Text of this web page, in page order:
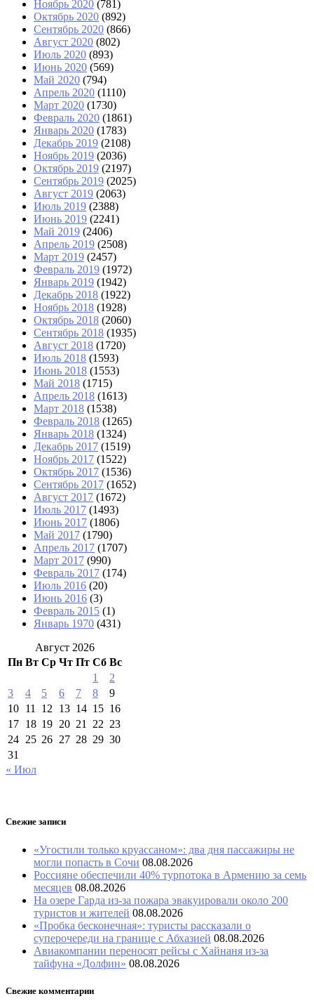
Ноябрь 2020 (781)
Октябрь 2020 (892)
Сентябрь 2020 (866)
Август 2020 (802)
Июль 2020 (893)
Июнь 2020 (569)
Май 2020 (794)
Апрель 2020 (1110)
Март 2020 (1730)
Февраль 2020 (1861)
Январь 2020 (1783)
Декабрь 2019 (2108)
Ноябрь 2019 (2036)
Октябрь 2019 (2197)
Сентябрь 2019 (2025)
Август 2019 (2063)
Июль 2019 (2388)
Июнь 2019 (2241)
Май 2019 (2406)
Апрель 2019 (2508)
Март 2019 (2457)
Февраль 2019 (1972)
Январь 2019 (1942)
Декабрь 2018 (1922)
Ноябрь 2018 (1928)
Октябрь 2018 (2060)
Сентябрь 2018 (1935)
Август 2018 (1720)
Июль 2018 (1593)
Июнь 2018 (1553)
Май 2018 (1715)
Апрель 2018 (1613)
Март 2018 (1538)
Февраль 2018 (1265)
Январь 2018 (1324)
Декабрь 2017 (1519)
Ноябрь 2017 (1522)
Октябрь 2017 (1536)
Сентябрь 2017 (1652)
Август 2017 (1672)
Июль 2017 (1493)
Июнь 2017 (1806)
Май 2017 (1790)
Апрель 2017 (1707)
Март 2017 (990)
Февраль 2017 (174)
Июль 2016 (20)
Июнь 2016 (3)
Февраль 2015 (1)
Январь 1970 (431)
Август 2026
Пн Вт Ср Чт Пт Сб Вс
1
2
3
4 5 6 7 8
9
10 11 12 13 14 15 16
17 18 19 20 21 22 23
24 25 26 27 28 29 30
31
« Июл
Свежие записи
«Угостили только круассаном»: два дня пассажиры не
могли попасть в Сочи 08.08.2026
Россияне обеспечили 40% турпотока в Армению за семь
месяцев 08.08.2026
На озере Гарда из-за пожара эвакуировали около 200
туристов и жителей 08.08.2026
«Пробка бесконечная»: туристы рассказали о
суперочереди на границе с Абхазией 08.08.2026
Авиакомпании переносят рейсы с Хайнаня из-за
тайфуна «Долфин» 08.08.2026
Свежие комментарии